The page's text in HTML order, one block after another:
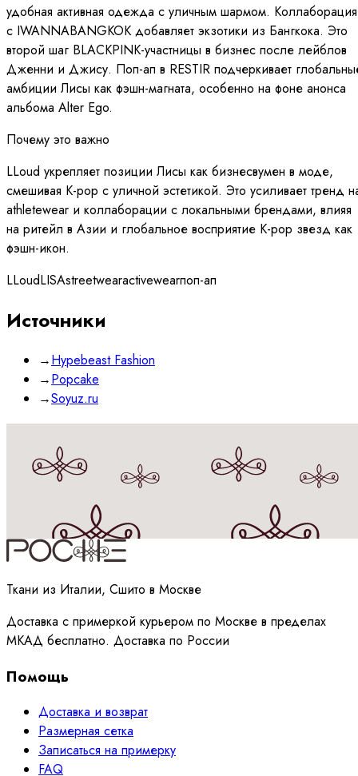
удобная активная одежда с уличным шармом. Коллаборация
с IWANNABANGKOK добавляет экзотики из Бангкока. Это
второй шаг BLACKPINK-участницы в бизнес после лейблов
Дженни и Джису. Поп-ап в RESTIR подчеркивает
амбиции Лисы как фэшн-магната, особенно на фоне анонса
альбома Alter Ego.
Почему это важно
LLoud укрепляет позиции Лисы как бизнесвумен в моде,
смешивая K-pop с уличной эстетикой. Это усиливает тренд
athletewear и коллаборации с локальными брендами, влияя
на ритейл в Азии и глобальное восприятие K-pop звезд как
фэшн-икон.
LLoudLISAstreetwearactivewearпоп-ап
Источники
→Hypebeast Fashion
→Popcake
→Soyuz.ru
Принимаюполитикуобработки данных
Ткани из Италии, Сшито в Москве
Доставка с примеркой курьером по Москве в пределах
МКАД бесплатно. Доставка по России
Помощь
Доставка и возврат
Размерная сетка
Записаться на примерку
FAQ